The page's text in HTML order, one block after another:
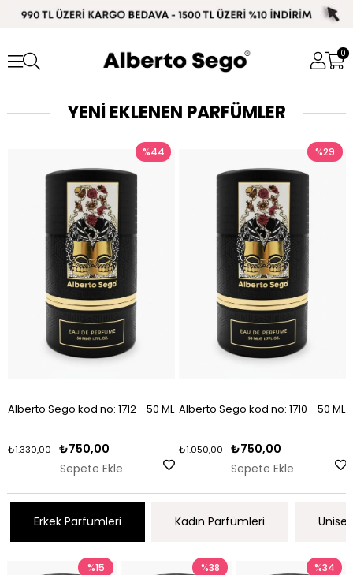
0
YENİ EKLENEN PARFÜMLER
Alberto Sego kod no: 1712 - 50 ML
₺750,00
₺1.330,00
Sepete Ekle
%44
Alberto Sego kod no: 1710 - 50 ML
₺750,00
₺1.050,00
Sepete Ekle
%29
Erkek Parfümleri Kadın Parfümleri
%15 %38 %34